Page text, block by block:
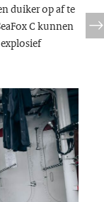
duiker op af te
C kunnen